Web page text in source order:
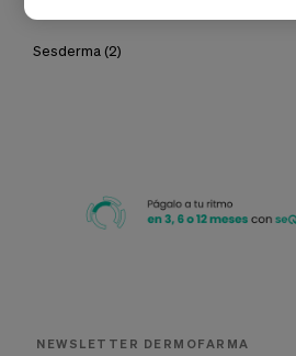
Sesderma (2)
NEWSLETTER DERMOFARMA